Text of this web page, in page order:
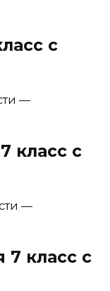
с
—
класс с
—
класс с